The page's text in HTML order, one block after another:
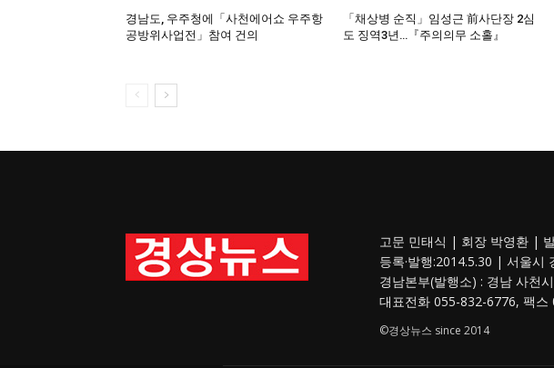
경남도, 우주청에「사천에어쇼 우주항
공방위사업전」참여 건의
「채상병 순직」임성근 前사단장 2심
도 징역3년…『주의의무 소홀』
고문 민태식 | 회장 박영환 |
등록·발행:2014.5.30 | 서울
경남본부(발행소) : 경남 사천
대표전화 055-832-6776, 팩
©경상뉴스 since 2014